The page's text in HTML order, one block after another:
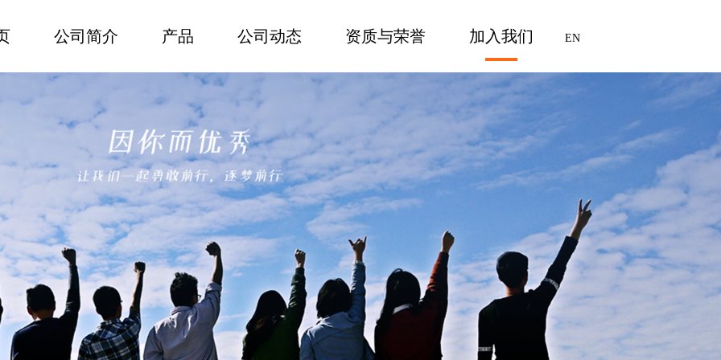
EN
公司简介 产品 公司动态 资质与荣誉 加入我们